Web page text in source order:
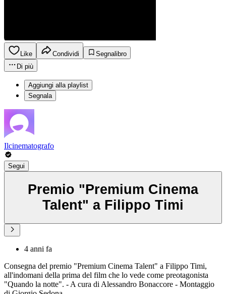
Like Condividi
Segnalibro
Di più
Aggiungi alla playlist
Segnala
Ilcinematografo
Segui
Premio "Premium Cinema
Talent" a Filippo Timi
4 anni fa
Consegna del premio "Premium Cinema Talent" a Filippo Timi,
all'indomani della prima del film che lo vede come preotagonista
"Quando la notte". - A cura di Alessandro Bonaccore - Montaggio